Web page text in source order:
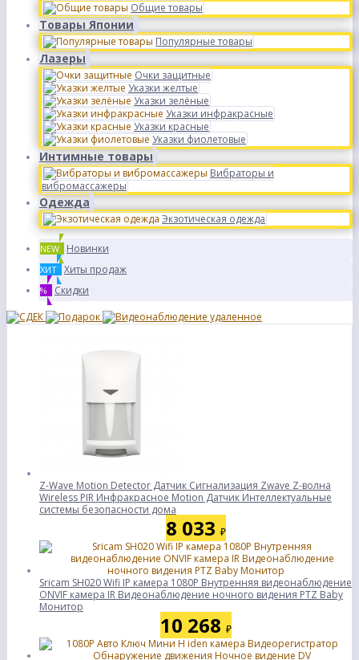
Общие товары
Товары Японии
Популярные товары
Лазеры
Очки защитные
Указки желтые
Указки зелёные
Указки инфракрасные
Указки красные
Указки фиолетовые
Интимные товары
Вибраторы и
вибромассажеры
Одежда
Экзотическая одежда
NEW Новинки
ХИТ Хиты продаж
% Скидки
Z-Wave Motion Detector Датчик Сигнализация Zwave Z-волна
Wireless PIR Инфракрасное Motion Датчик Интеллектуальные
системы безопасности дома
8 033 ₽
Sricam SH020 Wifi IP камера 1080P Внутренняя видеонаблюдение
ONVIF камера IR Видеонаблюдение ночного видения PTZ Baby
Монитор
10 268 ₽